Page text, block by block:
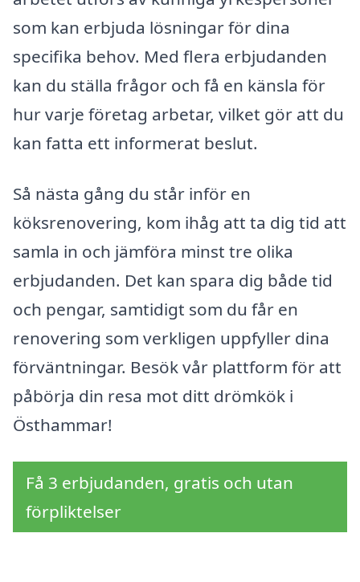
som kan erbjuda lösningar för dina
specifika behov. Med flera erbjudanden
kan du ställa frågor och få en känsla för
hur varje företag arbetar, vilket gör att du
kan fatta ett informerat beslut.
Så nästa gång du står inför en
köksrenovering, kom ihåg att ta dig tid att
samla in och jämföra minst tre olika
erbjudanden. Det kan spara dig både tid
och pengar, samtidigt som du får en
renovering som verkligen uppfyller dina
förväntningar. Besök vår plattform för att
påbörja din resa mot ditt drömkök i
Östhammar!
Få 3 erbjudanden, gratis och utan
förpliktelser